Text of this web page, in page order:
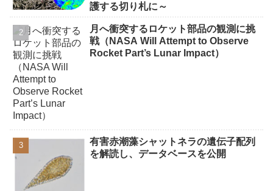
護する切り札に～
月へ衝突するロケット部品の観測に挑
戦（NASA Will Attempt to Observe
Rocket Part’s Lunar Impact）
有害赤潮藻シャットネラの遺伝子配列
を解読し、データベースを公開